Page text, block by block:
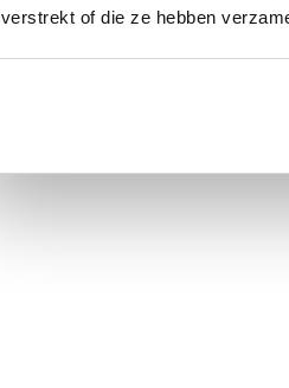
verstrekt of die ze hebben